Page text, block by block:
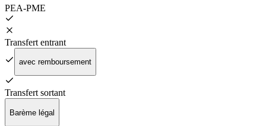
PEA‑PME
Transfert entrant
avec remboursement
Transfert sortant
Barème légal